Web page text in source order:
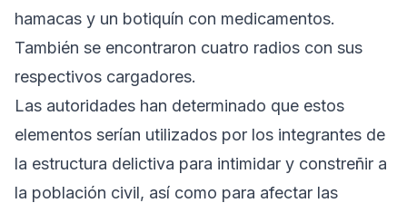
hamacas y un botiquín con medicamentos.
También se encontraron cuatro radios con sus
respectivos cargadores.
Las autoridades han determinado que estos
elementos serían utilizados por los integrantes de
la estructura delictiva para intimidar y constreñir a
la población civil, así como para afectar las